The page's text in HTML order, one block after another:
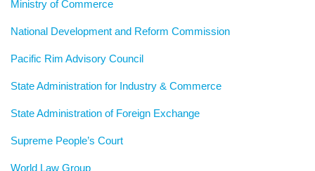
Ministry of Commerce
National Development and Reform Commission
Pacific Rim Advisory Council
State Administration for Industry & Commerce
State Administration of Foreign Exchange
Supreme People’s Court
World Law Group